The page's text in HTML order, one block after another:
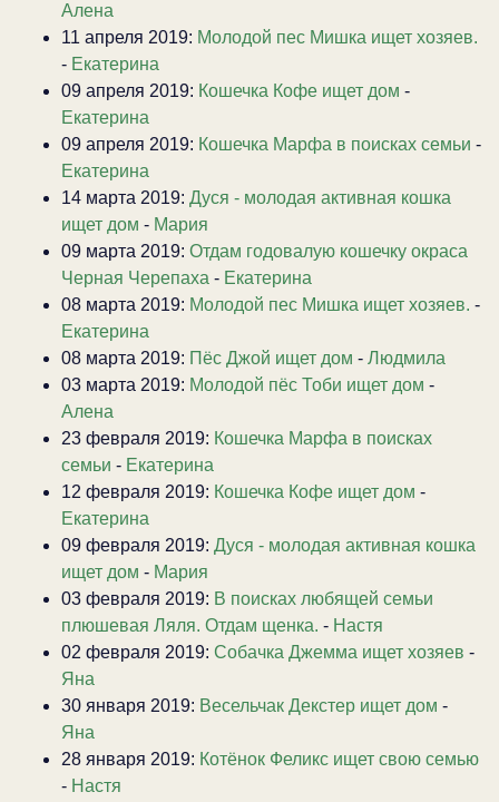
Алена
11 апреля 2019: Молодой пес Мишка ищет хозяев.
- Екатерина
09 апреля 2019: Кошечка Кофе ищет дом -
Екатерина
09 апреля 2019: Кошечка Марфа в поисках семьи -
Екатерина
14 марта 2019: Дуся - молодая активная кошка
ищет дом - Мария
09 марта 2019: Отдам годовалую кошечку окраса
Черная Черепаха - Екатерина
08 марта 2019: Молодой пес Мишка ищет хозяев. -
Екатерина
08 марта 2019: Пёс Джой ищет дом - Людмила
03 марта 2019: Молодой пёс Тоби ищет дом -
Алена
23 февраля 2019: Кошечка Марфа в поисках
семьи - Екатерина
12 февраля 2019: Кошечка Кофе ищет дом -
Екатерина
09 февраля 2019: Дуся - молодая активная кошка
ищет дом - Мария
03 февраля 2019: В поисках любящей семьи
плюшевая Ляля. Отдам щенка. - Настя
02 февраля 2019: Собачка Джемма ищет хозяев -
Яна
30 января 2019: Весельчак Декстер ищет дом -
Яна
28 января 2019: Котёнок Феликс ищет свою семью
- Настя